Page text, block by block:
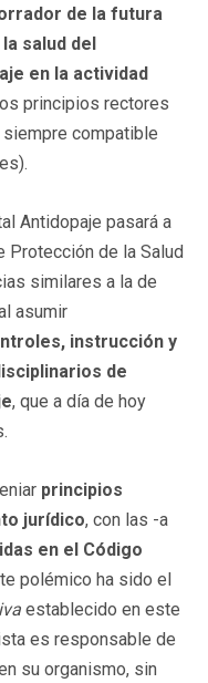
de la futura
salud del
en la actividad
principios rectores
compatible
Antidopaje pasará a
Protección de la Salud
similares a la de
asumir
instrucción y
de
, que a día de hoy
principios
jurídico, con las -a
en el Código
polémico ha sido el
establecido en este
es responsable de
su organismo, sin